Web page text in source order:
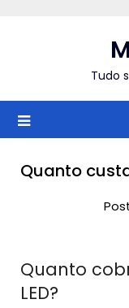
Tudo
Quanto
Quanto
LED?